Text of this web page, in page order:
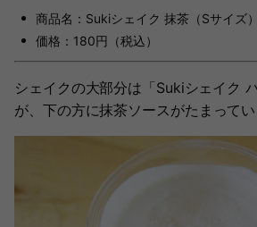
商品名：Sukiシェイク 抹茶（Sサイズ）
価格：180円（税込）
シェイクの大部分は「Sukiシェイク
が、下の方に抹茶ソースがたまってい